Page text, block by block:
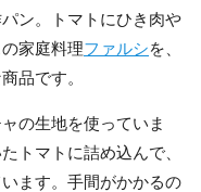
ン。トマトにひき肉や
家庭料理ファルシを、
品です。
の生地を使っていま
トマトに詰め込んで、
ます。手間がかかるの